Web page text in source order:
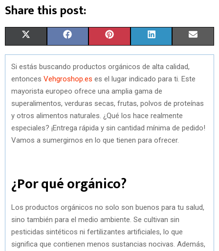
Share this post:
H
A
R
E
O
N
(
T
W
I
T
T
H
A
R
E
N
A
C
E
B
O
H
A
R
E
N
I
N
T
E
E
T
H
A
R
E
O
N
I
N
K
E
I
H
E
O
M
L
Si estás buscando productos orgánicos de alta calidad,
entonces Vehgroshop.es es el lugar indicado para ti. Este
mayorista europeo ofrece una amplia gama de
superalimentos, verduras secas, frutas, polvos de proteínas
y otros alimentos naturales. ¿Qué los hace realmente
especiales? ¡Entrega rápida y sin cantidad mínima de pedido!
Vamos a sumergirnos en lo que tienen para ofrecer.
¿Por qué orgánico?
Los productos orgánicos no solo son buenos para tu salud,
sino también para el medio ambiente. Se cultivan sin
pesticidas sintéticos ni fertilizantes artificiales, lo que
significa que contienen menos sustancias nocivas. Además,